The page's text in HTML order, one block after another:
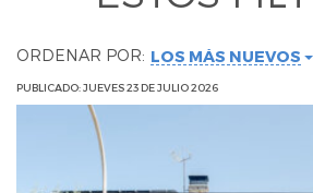
ORDENAR POR: LOS MÁS NUEVOS
PUBLICADO: JUEVES 23 DE JULIO 2026